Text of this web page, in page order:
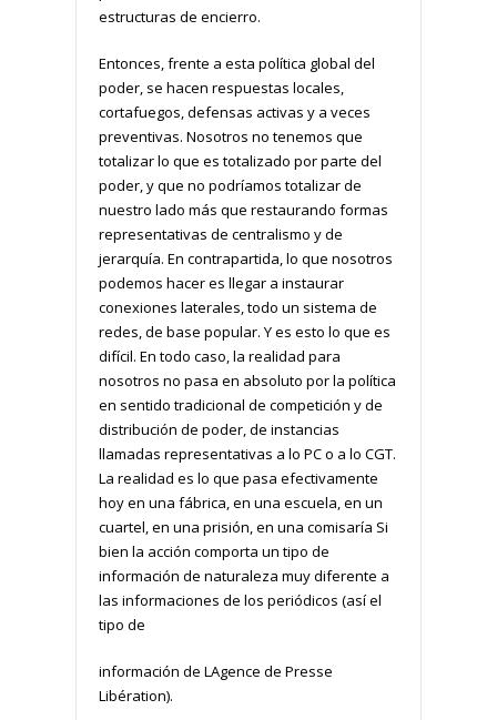
estructuras de encierro.
Entonces, frente a esta política global del
poder, se hacen respuestas locales,
cortafuegos, defensas activas y a veces
preventivas. Nosotros no tenemos que
totalizar lo que es totalizado por parte del
poder, y que no podríamos totalizar de
nuestro lado más que restaurando formas
representativas de centralismo y de
jerarquía. En contrapartida, lo que nosotros
podemos hacer es llegar a instaurar
conexiones laterales, todo un sistema de
redes, de base popular. Y es esto lo que es
difícil. En todo caso, la realidad para
nosotros no pasa en absoluto por la política
en sentido tradicional de competición y de
distribución de poder, de instancias
llamadas representativas a lo PC o a lo CGT.
La realidad es lo que pasa efectivamente
hoy en una fábrica, en una escuela, en un
cuartel, en una prisión, en una comisaría Si
bien la acción comporta un tipo de
información de naturaleza muy diferente a
las informaciones de los periódicos (así el
tipo de
información de LAgence de Presse
Libération).